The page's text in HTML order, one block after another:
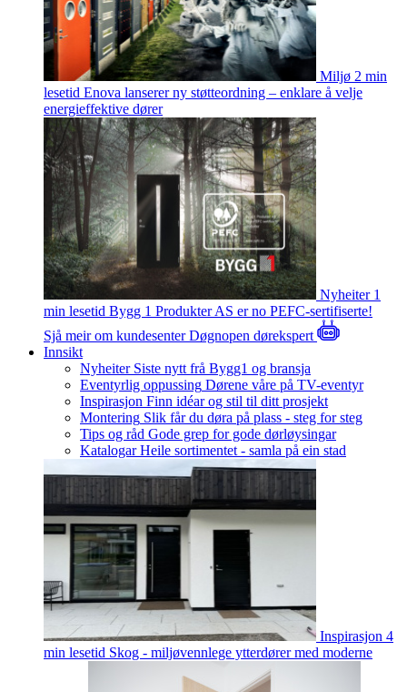
Miljø 2 min
lesetid Enova lanserer ny støtteordning – enklare å velje
energieffektive dører
Nyheiter 1
min lesetid Bygg 1 Produkter AS er no PEFC-sertifiserte!
Sjå meir om kundesenterDøgnopen dørekspert
Innsikt
Nyheiter Siste nytt frå Bygg1 og bransja
Eventyrlig oppussing Dørene våre på TV-eventyr
Inspirasjon Finn idéar og stil til ditt prosjekt
Montering Slik får du døra på plass - steg for steg
Tips og råd Gode grep for gode dørløysingar
Katalogar Heile sortimentet - samla på ein stad
Inspirasjon 4
min lesetid Skog - miljøvennlege ytterdører med moderne